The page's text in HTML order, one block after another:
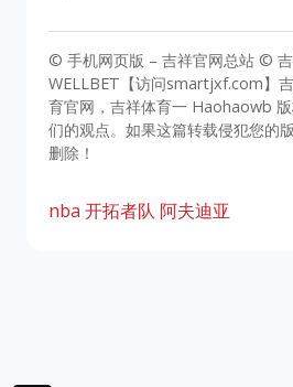
© 手机网页版 – 吉祥官网总站 ©
WELLBET【访问smartjxf.com】
育官网，吉祥体育一 Haohaowb
们的观点。如果这篇转载侵犯您的
删除！
nba 开拓者队 阿夫迪亚